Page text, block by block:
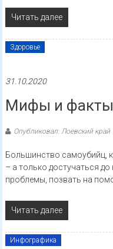
Читать далее
Здоровье
31.10.2020
Мифы и факты
Опубликовал: Лоевский край
Большинство самоубийц,
– а только достучаться
проблемы, позвать на
Читать далее
Инфографика